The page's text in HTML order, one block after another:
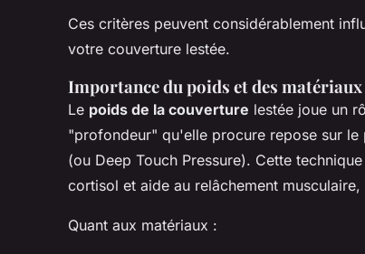
Ces critères peuvent considérablement
votre couverture lestée.
Importance du poids et des matériaux
Le poids de la couverture lestée joue un
"profondeur" qu'elle procure repose sur
(ou Deep Touch Pressure). Cette
cortisol et aide au relâchement
Quant aux matériaux :